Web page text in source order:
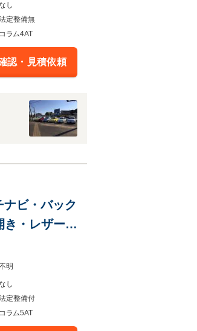
し
定整備無
コラム4AT
認・見積依頼
ビ・バック
き・レザーシ
明
し
定整備付
コラム5AT